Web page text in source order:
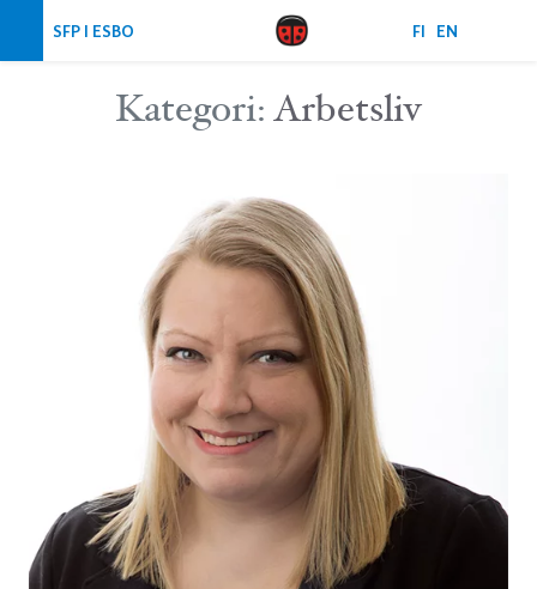
SFP I ESBO EN
FI
Kategori: Arbetsliv